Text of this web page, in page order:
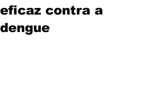
eficaz contra a
dengue